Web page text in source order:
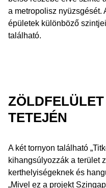
a metropolisz nyüzsgését.
épületek különböző
található.
TETEJÉN
A két tornyon található
kihangsúlyozzák a terület
kerthelyiségeknek és
„Mivel ez a projekt